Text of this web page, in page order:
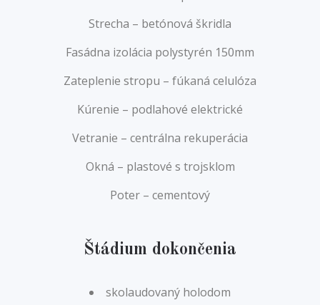
Strecha – betónová škridla
Fasádna izolácia polystyrén 150mm
Zateplenie stropu – fúkaná celulóza
Kúrenie – podlahové elektrické
Vetranie – centrálna rekuperácia
Okná – plastové s trojsklom
Poter – cementový
Štádium dokončenia
skolaudovaný holodom